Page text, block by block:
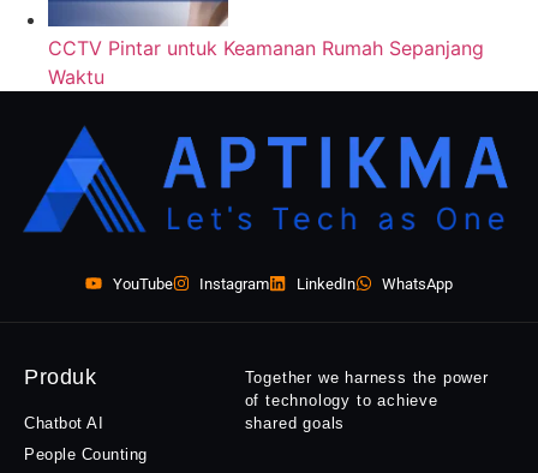
CCTV Pintar untuk Keamanan Rumah Sepanjang
Waktu
YouTube Instagram LinkedIn WhatsApp
Produk
Chatbot AI
People Counting
Together we harness the power
of technology to achieve
shared goals